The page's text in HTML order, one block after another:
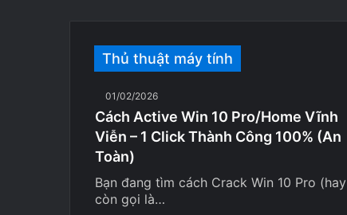
Thủ thuật máy tính
01/02/2026
Cách Active Win 10 Pro/Home Vĩnh
Viễn – 1 Click Thành Công 100% (An
Toàn)
Bạn đang tìm cách Crack Win 10 Pro (hay
còn gọi là…